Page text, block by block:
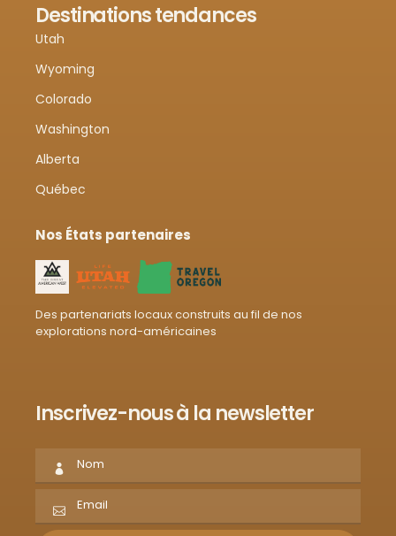
Destinations tendances
Utah
Wyoming
Colorado
Washington
Alberta
Québec
Nos États partenaires
Des partenariats locaux construits au fil de nos
explorations nord-américaines
Inscrivez-nous à la newsletter